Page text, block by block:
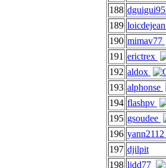
188 dguigui95
189 loicdejean
190 mimav77
191 erictrex
192 aldox
193 alphonse
194 flashpv
195 gsoudee
196 yann2112
197 djilpit
198 ljdd77